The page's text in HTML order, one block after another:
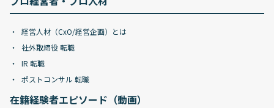
経営人材（CxO/経営企画）とは
社外取締役 転職
IR 転職
ポストコンサル 転職
在籍経験者エピソード（動画）